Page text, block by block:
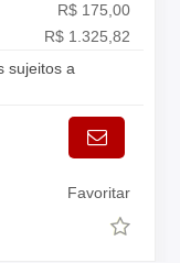
R$ 175,00
R$ 1.325,82
sujeitos a
Favoritar